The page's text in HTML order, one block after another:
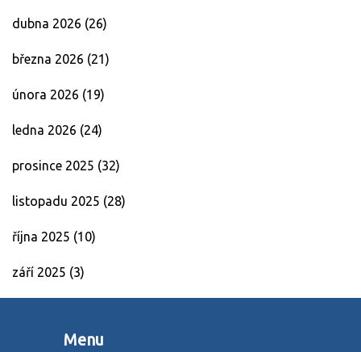
dubna 2026 (26)
března 2026 (21)
února 2026 (19)
ledna 2026 (24)
prosince 2025 (32)
listopadu 2025 (28)
října 2025 (10)
září 2025 (3)
Menu